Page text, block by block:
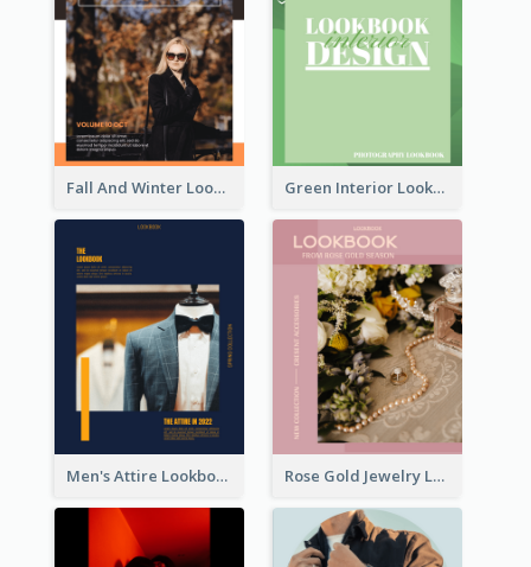
Fall And Winter Lookbook Green Interior Lookbook
Men's Attire Lookbook Rose Gold Jewelry Lookbook